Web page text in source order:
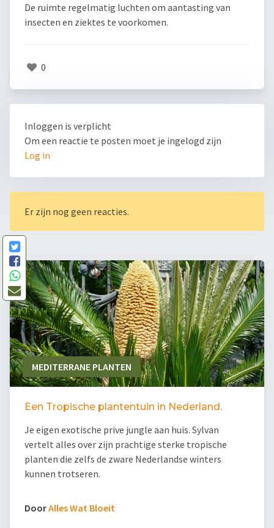
De ruimte regelmatig luchten om aantasting van
insecten en ziektes te voorkomen.
0
Inloggen is verplicht
Om een reactie te posten moet je ingelogd zijn
Log in
Er zijn nog geen reacties.
MEDITERRANE PLANTEN
Een Tropische plantentuin in Nederland.
Je eigen exotische prive jungle aan huis. Sylvan
vertelt alles over zijn prachtige sterke tropische
planten die zelfs de zware Nederlandse winters
kunnen trotseren.
DoorAlles Wat Bloeit